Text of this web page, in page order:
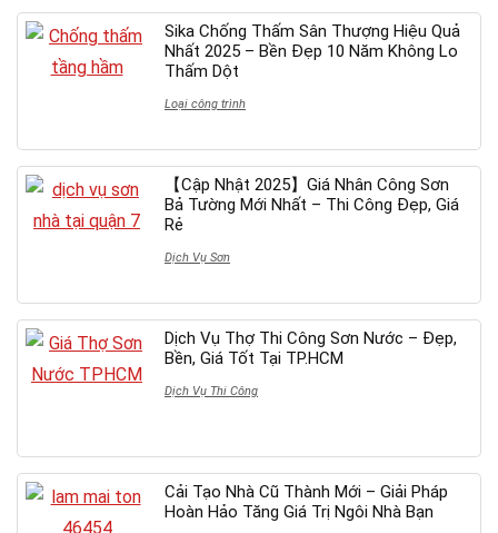
Sika Chống Thấm Sân Thượng Hiệu Quả
Nhất 2025 – Bền Đẹp 10 Năm Không Lo
Thấm Dột
Loại công trình
【Cập Nhật 2025】Giá Nhân Công Sơn
Bả Tường Mới Nhất – Thi Công Đẹp, Giá
Rẻ
Dịch Vụ Sơn
Dịch Vụ Thợ Thi Công Sơn Nước – Đẹp,
Bền, Giá Tốt Tại TP.HCM
Dịch Vụ Thi Công
Cải Tạo Nhà Cũ Thành Mới – Giải Pháp
Hoàn Hảo Tăng Giá Trị Ngôi Nhà Bạn